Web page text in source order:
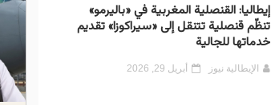
إيطاليا: القنصلية المغربية في «باليرمو»
تنظّم قنصلية تتنقل إلى «سيراكوزا» تقديم
خدماتها للجالية
الإيطالية نيوز أبريل 29, 2026